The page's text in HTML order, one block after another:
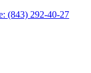
(843) 292-40-27